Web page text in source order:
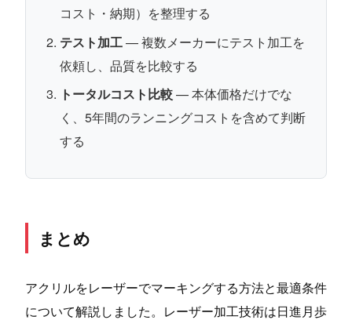
コスト・納期）を整理する
テスト加工— 複数メーカーにテスト加工を
依頼し、品質を比較する
トータルコスト比較— 本体価格だけでな
く、5年間のランニングコストを含めて判断
する
まとめ
アクリルをレーザーでマーキングする方法と最適条件
について解説しました。レーザー加工技術は日進月歩